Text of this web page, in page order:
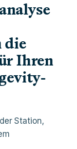
die
Ihren
Station,